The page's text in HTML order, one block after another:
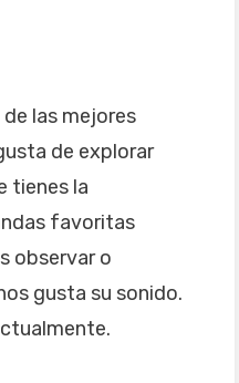
las mejores
de explorar
tienes la
favoritas
observar o
gusta su sonido.